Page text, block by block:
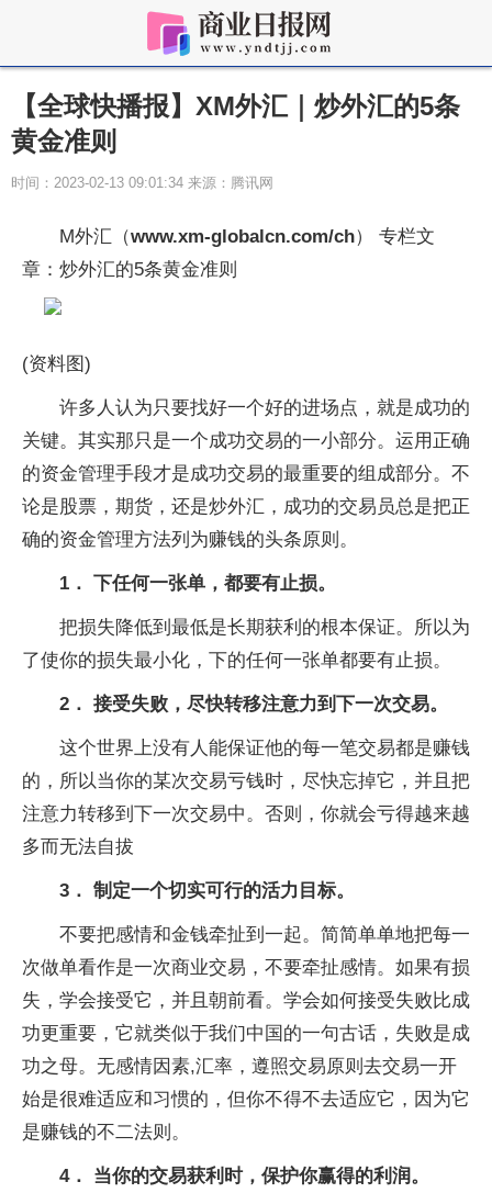
【全球快播报】XM外汇｜炒外汇的5条
黄金准则
时间：2023-02-13 09:01:34 来源：腾讯网
M外汇（www.xm-globalcn.com/ch） 专栏文
章：炒外汇的5条黄金准则
(资料图)
许多人认为只要找好一个好的进场点，就是成功的
关键。其实那只是一个成功交易的一小部分。运用正确
的资金管理手段才是成功交易的最重要的组成部分。不
论是股票，期货，还是炒外汇，成功的交易员总是把正
确的资金管理方法列为赚钱的头条原则。
1． 下任何一张单，都要有止损。
把损失降低到最低是长期获利的根本保证。所以为
了使你的损失最小化，下的任何一张单都要有止损。
2． 接受失败，尽快转移注意力到下一次交易。
这个世界上没有人能保证他的每一笔交易都是赚钱
的，所以当你的某次交易亏钱时，尽快忘掉它，并且把
注意力转移到下一次交易中。否则，你就会亏得越来越
多而无法自拔
3． 制定一个切实可行的活力目标。
不要把感情和金钱牵扯到一起。简简单单地把每一
次做单看作是一次商业交易，不要牵扯感情。如果有损
失，学会接受它，并且朝前看。学会如何接受失败比成
功更重要，它就类似于我们中国的一句古话，失败是成
功之母。无感情因素,汇率，遵照交易原则去交易一开
始是很难适应和习惯的，但你不得不去适应它，因为它
是赚钱的不二法则。
4． 当你的交易获利时，保护你赢得的利润。